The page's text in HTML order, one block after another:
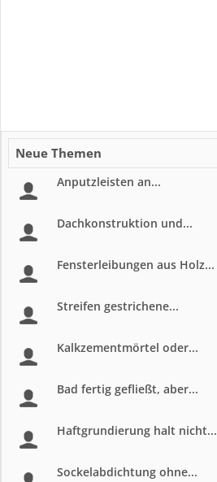
Neue Themen
Anputzleisten an...
Dachkonstruktion und...
Fensterleibungen aus Holz...
Streifen gestrichene...
Kalkzementmörtel oder...
Bad fertig gefließt, aber...
Haftgrundierung halt nicht...
Sockelabdichtung ohne...